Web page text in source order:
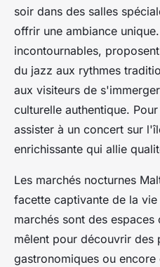
soir dans des salles
offrir une ambiance
incontournables,
du jazz aux rythmes
aux visiteurs de
culturelle authentique.
assister à un concert sur
enrichissante qui allie
Les marchés nocturnes
facette captivante de la
marchés sont des
mêlent pour découvrir des
gastronomiques ou